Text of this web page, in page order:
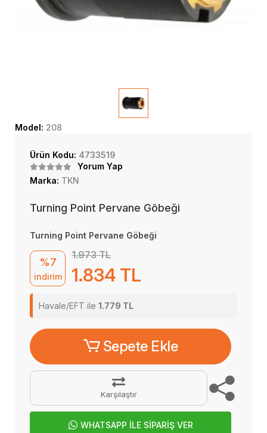
Model: 208
Ürün Kodu: 4733519
Yorum Yap
Marka: TKN
Turning Point Pervane Göbeği
Turning Point Pervane Göbeği
%7
indirim
1.973 TL
1.834 TL
Havale/EFT ile 1.779 TL
Sepete Ekle
Karşılaştır
WHATSAPP İLE SİPARİŞ VER